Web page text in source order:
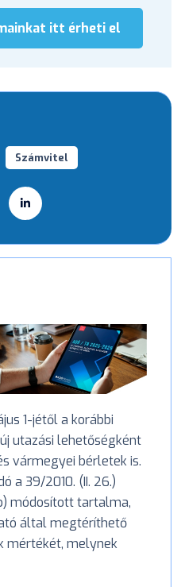
itt érheti el
Számvitel
1-jétől a korábbi
utazási lehetőségként
vármegyei bérletek is.
a 39/2010. (II. 26.)
módosított tartalma,
által megtéríthető
mértékét, melynek